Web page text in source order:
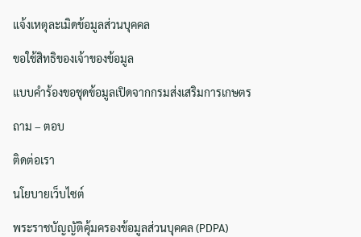
แจ้งเหตุละเมิดข้อมูลส่วนบุคคล
ขอใช้สิทธิของเจ้าของข้อมูล
แบบคำร้องขอชุดข้อมูลเปิดจากกรมส่งเสริมการเกษตร
ถาม – ตอบ
ติดต่อเรา
นโยบายเว็บไซต์
พระราชบัญญัติคุ้มครองข้อมูลส่วนบุคคล (PDPA)